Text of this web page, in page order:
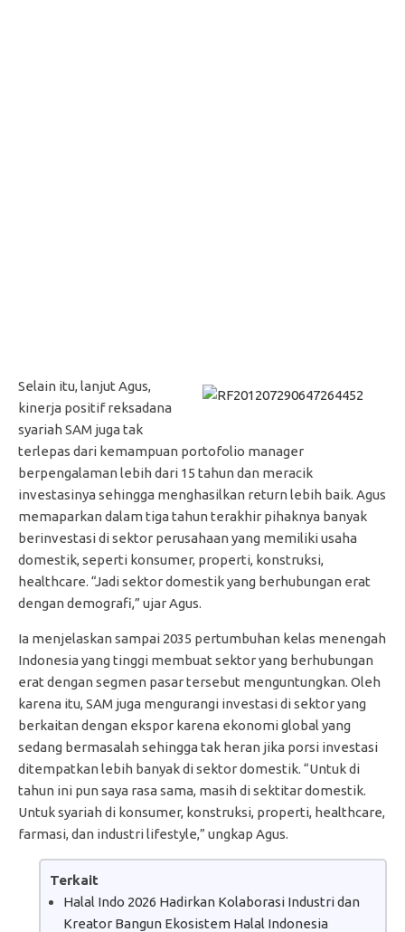
Selain itu, lanjut Agus,
kinerja positif reksadana
syariah SAM juga tak
terlepas dari kemampuan portofolio manager
berpengalaman lebih dari 15 tahun dan meracik
investasinya sehingga menghasilkan return lebih baik. Agus
memaparkan dalam tiga tahun terakhir pihaknya banyak
berinvestasi di sektor perusahaan yang memiliki usaha
domestik, seperti konsumer, properti, konstruksi,
healthcare. “Jadi sektor domestik yang berhubungan erat
dengan demografi,” ujar Agus.
Ia menjelaskan sampai 2035 pertumbuhan kelas menengah
Indonesia yang tinggi membuat sektor yang berhubungan
erat dengan segmen pasar tersebut menguntungkan. Oleh
karena itu, SAM juga mengurangi investasi di sektor yang
berkaitan dengan ekspor karena ekonomi global yang
sedang bermasalah sehingga tak heran jika porsi investasi
ditempatkan lebih banyak di sektor domestik. “Untuk di
tahun ini pun saya rasa sama, masih di sektitar domestik.
Untuk syariah di konsumer, konstruksi, properti, healthcare,
farmasi, dan industri lifestyle,” ungkap Agus.
Terkait
Halal Indo 2026 Hadirkan Kolaborasi Industri dan
Kreator Bangun Ekosistem Halal Indonesia